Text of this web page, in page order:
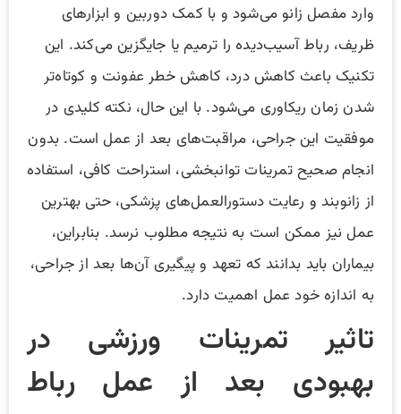
وارد مفصل زانو می‌شود و با کمک دوربین و ابزارهای
ظریف، رباط آسیب‌دیده را ترمیم یا جایگزین می‌کند. این
تکنیک باعث کاهش درد، کاهش خطر عفونت و کوتاه‌تر
شدن زمان ریکاوری می‌شود. با این حال، نکته کلیدی در
موفقیت این جراحی، مراقبت‌های بعد از عمل است. بدون
انجام صحیح تمرینات توانبخشی، استراحت کافی، استفاده
از زانوبند و رعایت دستورالعمل‌های پزشکی، حتی بهترین
عمل نیز ممکن است به نتیجه مطلوب نرسد. بنابراین،
بیماران باید بدانند که تعهد و پیگیری آن‌ها بعد از جراحی،
به اندازه خود عمل اهمیت دارد.
تاثیر تمرینات ورزشی در
بهبودی بعد از عمل رباط